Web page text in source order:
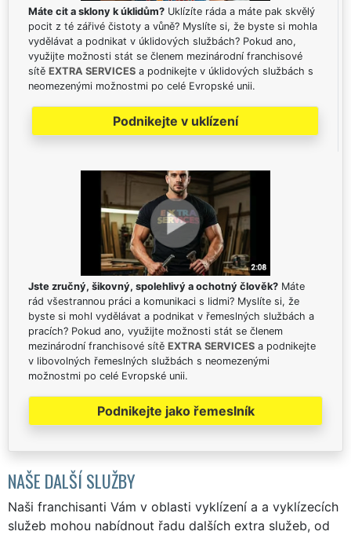
Máte cit a sklony k úklidům? Uklízíte ráda a máte pak skvělý
pocit z té zářivé čistoty a vůně? Myslíte si, že byste si mohla
vydělávat a podnikat v úklidových službách? Pokud ano,
využijte možnosti stát se členem mezinárodní franchisové
sítě EXTRA SERVICES a podnikejte v úklidových službách s
neomezenými možnostmi po celé Evropské unii.
Podnikejte v uklízení
Jste zručný, šikovný, spolehlivý a ochotný člověk? Máte
rád všestrannou práci a komunikaci s lidmi? Myslíte si, že
byste si mohl vydělávat a podnikat v řemeslných službách a
pracích? Pokud ano, využijte možnosti stát se členem
mezinárodní franchisové sítě EXTRA SERVICES a podnikejte
v libovolných řemeslných službách s neomezenými
možnostmi po celé Evropské unii.
Podnikejte jako řemeslník
NAŠE DALŠÍ SLUŽBY
Naši franchisanti Vám v oblasti vyklízení a a vyklízecích
služeb mohou nabídnout řadu dalších extra služeb, od